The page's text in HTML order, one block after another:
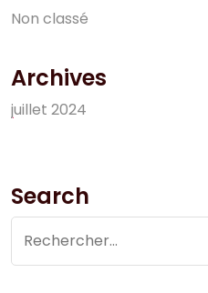
Non classé
Archives
juillet 2024
Search